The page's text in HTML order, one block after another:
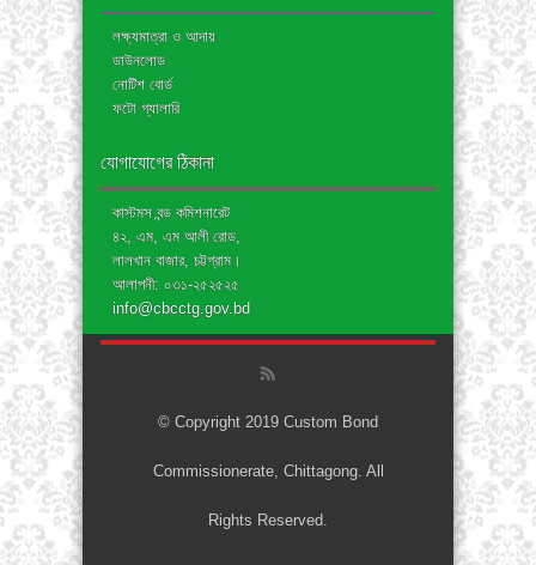
লক্ষ্যমাত্রা ও আদায়
ডাউনলোড
নোটিশ বোর্ড
ফটো গ্যালারি
যোগাযোগের ঠিকানা
কাস্টমস বন্ড কমিশনারেট
৪২, এম, এম আলী রোড,
লালখান বাজার, চট্টগ্রাম।
আলাপনী: ০৩১-২৫২৫২৫
info@cbcctg.gov.bd
© Copyright 2019 Custom Bond
Commissionerate, Chittagong. All
Rights Reserved.